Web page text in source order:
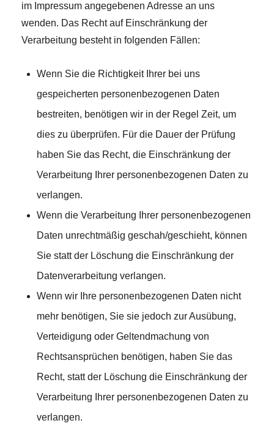
im Impressum angegebenen Adresse an uns
wenden. Das Recht auf Einschränkung der
Verarbeitung besteht in folgenden Fällen:
Wenn Sie die Richtigkeit Ihrer bei uns
gespeicherten personenbezogenen Daten
bestreiten, benötigen wir in der Regel Zeit, um
dies zu überprüfen. Für die Dauer der Prüfung
haben Sie das Recht, die Einschränkung der
Verarbeitung Ihrer personenbezogenen Daten zu
verlangen.
Wenn die Verarbeitung Ihrer personenbezogenen
Daten unrechtmäßig geschah/geschieht, können
Sie statt der Löschung die Einschränkung der
Datenverarbeitung verlangen.
Wenn wir Ihre personenbezogenen Daten nicht
mehr benötigen, Sie sie jedoch zur Ausübung,
Verteidigung oder Geltendmachung von
Rechtsansprüchen benötigen, haben Sie das
Recht, statt der Löschung die Einschränkung der
Verarbeitung Ihrer personenbezogenen Daten zu
verlangen.